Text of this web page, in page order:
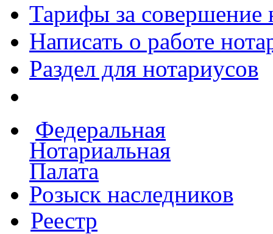
Тарифы за совершение
Написать о работе
Раздел для нотариусов
Федеральная
Нотариальная
Палата
Розыск наследников
Реестр